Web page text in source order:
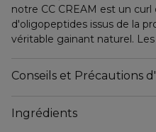
notre CC CREAM est un
d'oligopeptides issus de la
véritable gainant naturel.
de l'olive facilite le démêlage
après-shampooing certifié
apporte de la douceur et
Conseils et Précautions
Ingrédients